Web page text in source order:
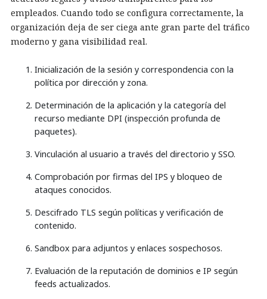
empleados. Cuando todo se configura correctamente, la
organización deja de ser ciega ante gran parte del tráfico
moderno y gana visibilidad real.
Inicialización de la sesión y correspondencia con la
política por dirección y zona.
Determinación de la aplicación y la categoría del
recurso mediante DPI (inspección profunda de
paquetes).
Vinculación al usuario a través del directorio y SSO.
Comprobación por firmas del IPS y bloqueo de
ataques conocidos.
Descifrado TLS según políticas y verificación de
contenido.
Sandbox para adjuntos y enlaces sospechosos.
Evaluación de la reputación de dominios e IP según
feeds actualizados.